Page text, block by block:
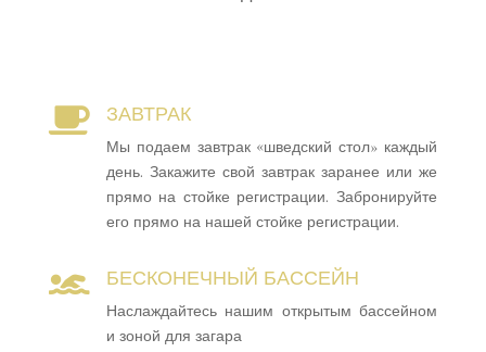
 ЗАВТРАК
Мы подаем завтрак «шведский стол» каждый
день. Закажите свой завтрак заранее или же
прямо на стойке регистрации. Забронируйте
его прямо на нашей стойке регистрации.
 БЕСКОНЕЧНЫЙ БАССЕЙН
Наслаждайтесь нашим открытым бассейном
и зоной для загара